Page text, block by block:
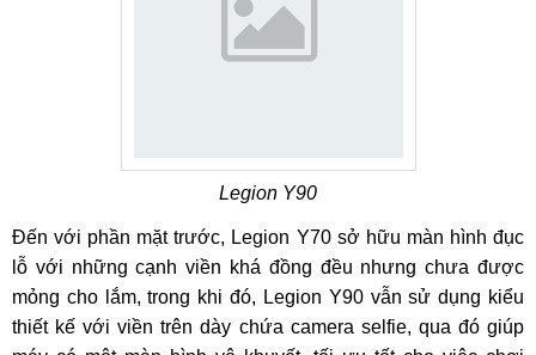
Legion Y90
Đến với phần mặt trước, Legion Y70 sở hữu màn hình đục
lỗ với những cạnh viền khá đồng đều nhưng chưa được
mỏng cho lắm, trong khi đó, Legion Y90 vẫn sử dụng kiểu
thiết kế với viền trên dày chứa camera selfie, qua đó giúp